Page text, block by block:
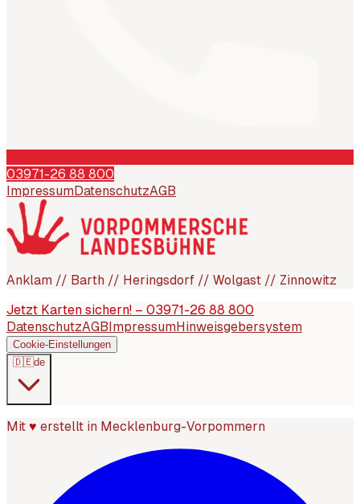
03971-26 88 800
Impressum DatenschutzAGB
Anklam // Barth // Heringsdorf // Wolgast // Zinnowitz
Jetzt Karten sichern! – 03971-26 88 800
DatenschutzAGB ImpressumHinweisgebersystem
Cookie-Einstellungen
🇩🇪de
Mit ♥ erstellt in Mecklenburg-Vorpommern